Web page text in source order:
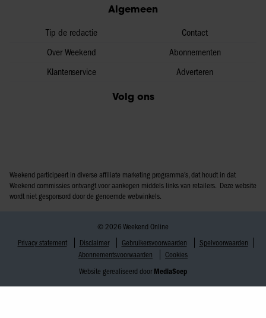
Algemeen
Tip de redactie
Over Weekend
Klantenservice
Contact
Abonnementen
Adverteren
Volg ons
Weekend participeert in diverse affiliate marketing programma’s, dat houdt in dat
Weekend commissies ontvangt voor aankopen middels links van retailers. Deze website
wordt niet gesponsord door de genoemde webwinkels.
© 2026 Weekend Online
Privacy statement
Disclaimer Gebruikersvoorwaarden
Spelvoorwaarden
Abonnementsvoorwaarden
Cookies
Website gerealiseerd door MediaSoep